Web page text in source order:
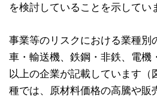
を検討していることを示してい
事業等のリスクにおける業種別
車・輸送機、鉄鋼・非鉄、電機
以上の企業が記載しています（
種では、原材料価格の高騰や販